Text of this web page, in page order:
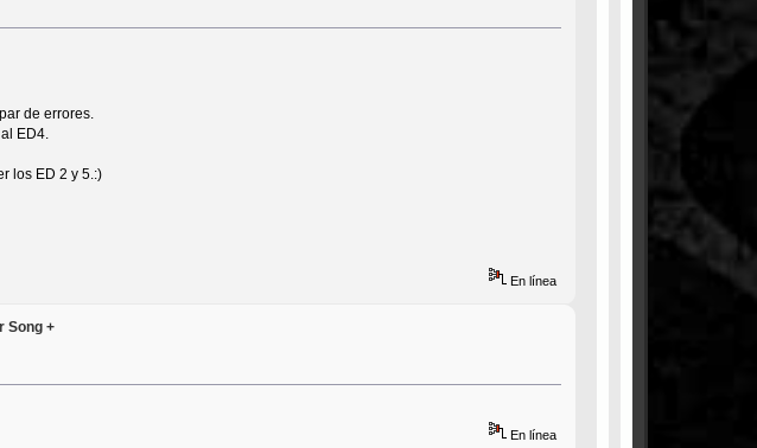
de errores.
ED4.
los ED 2 y 5.:)
En línea
Song +
En línea